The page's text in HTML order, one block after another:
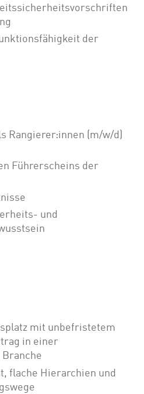
der
Rangierer:innen (m/w/d)
Führerscheins der
und
mit unbefristetem
in einer
flache Hierarchien und